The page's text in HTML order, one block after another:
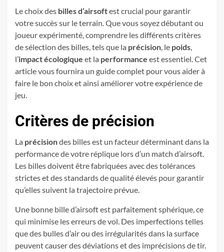
Le choix des billes d’airsoftest crucial pour garantir
votre succès sur le terrain. Que vous soyez débutant ou
joueur expérimenté, comprendre les différents critères
de sélection des billes, tels que la précision, le poids,
l’impact écologique et la performance est essentiel. Cet
article vous fournira un guide complet pour vous aider à
faire le bon choix et ainsi améliorer votre expérience de
jeu.
Critères de précision
La précisiondes billes est un facteur déterminant dans la
performance de votre réplique lors d’un match d’airsoft.
Les billes doivent être fabriquées avec des tolérances
strictes et des standards de qualité élevés pour garantir
qu’elles suivent la trajectoire prévue.
Une bonne bille d’airsoft est parfaitement sphérique, ce
qui minimise les erreurs de vol. Des imperfections telles
que des bulles d’air ou des irrégularités dans la surface
peuvent causer des déviations et des imprécisions de tir.